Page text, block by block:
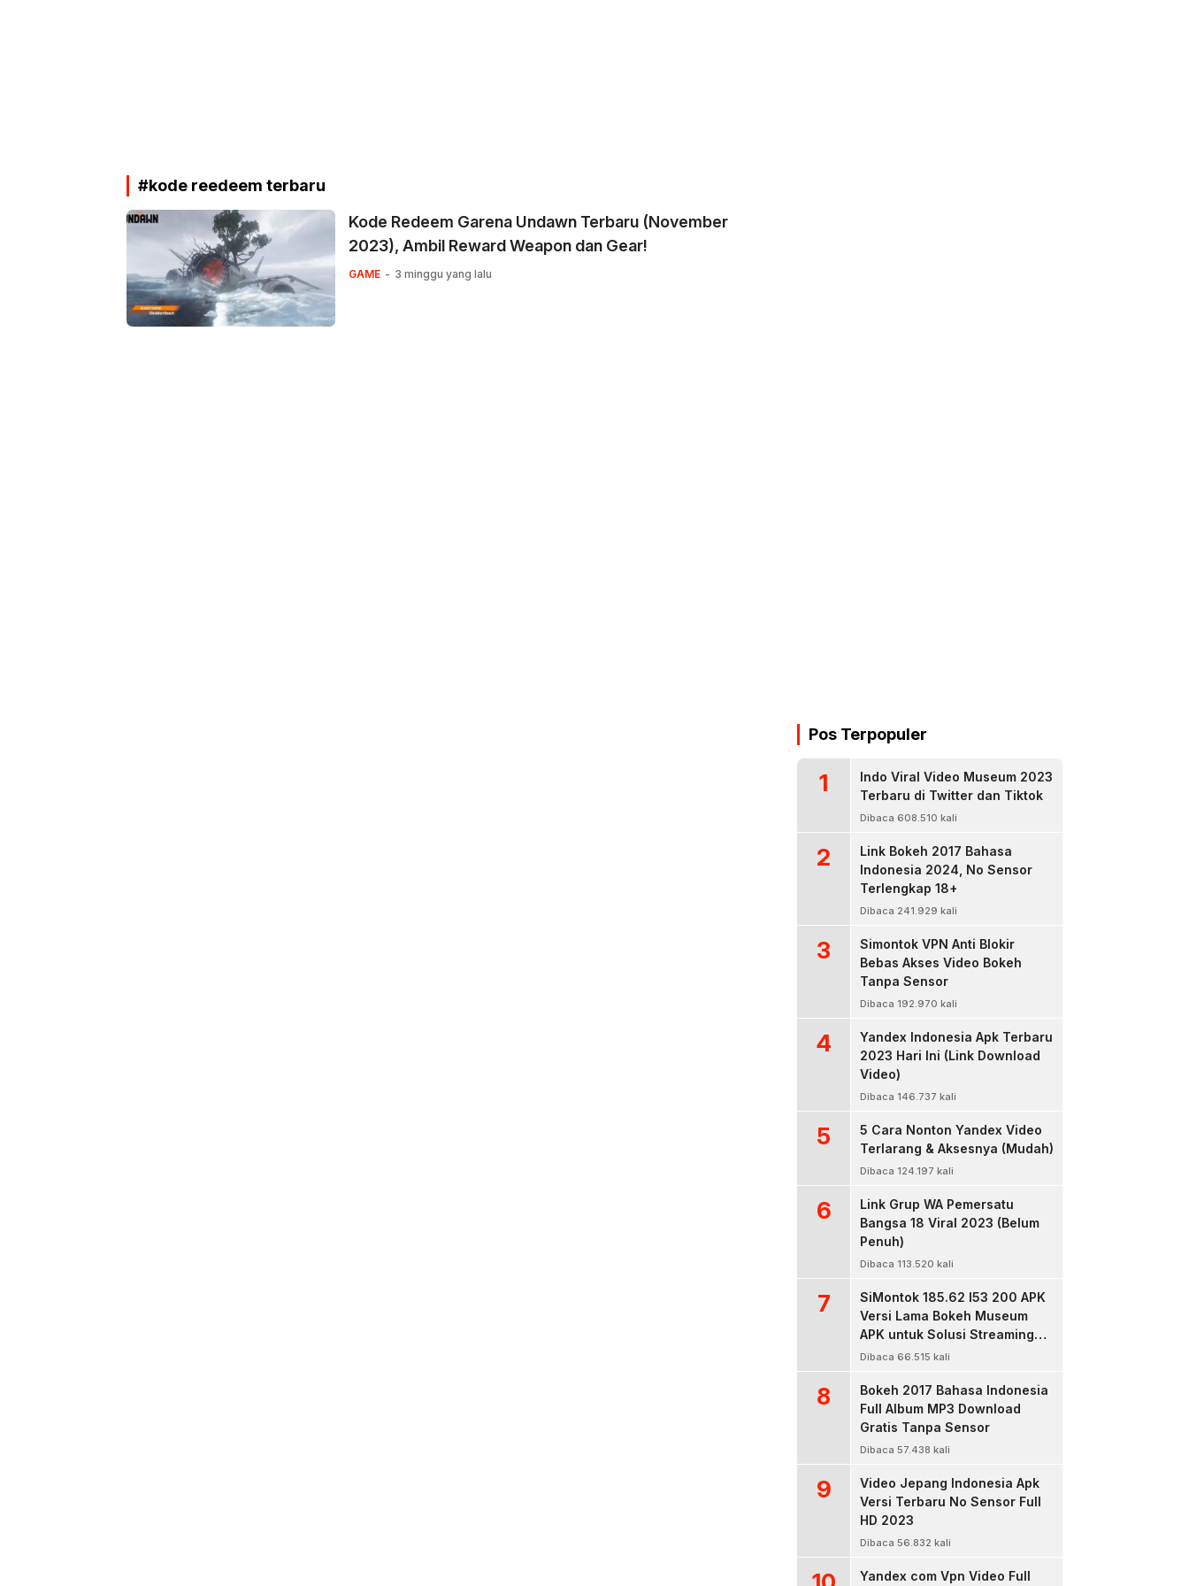
#kode reedeem terbaru
Kode Redeem Garena Undawn Terbaru (November
2023), Ambil Reward Weapon dan Gear!
GAME 3 minggu yang lalu
Pos Terpopuler
1
Indo Viral Video Museum 2023
Terbaru di Twitter dan Tiktok
Dibaca 608.510 kali
2
Link Bokeh 2017 Bahasa
Indonesia 2024, No Sensor
Terlengkap 18+
Dibaca 241.929 kali
3
Simontok VPN Anti Blokir
Bebas Akses Video Bokeh
Tanpa Sensor
Dibaca 192.970 kali
4
Yandex Indonesia Apk Terbaru
2023 Hari Ini (Link Download
Video)
Dibaca 146.737 kali
5
5 Cara Nonton Yandex Video
Terlarang & Aksesnya (Mudah)
Dibaca 124.197 kali
6
Link Grup WA Pemersatu
Bangsa 18 Viral 2023 (Belum
Penuh)
Dibaca 113.520 kali
7
SiMontok 185.62 l53 200 APK
Versi Lama Bokeh Museum
APK untuk Solusi Streaming
Video Bokeh Tanpa Batas
Dibaca 66.515 kali
8
Bokeh 2017 Bahasa Indonesia
Full Album MP3 Download
Gratis Tanpa Sensor
Dibaca 57.438 kali
9
Video Jepang Indonesia Apk
Versi Terbaru No Sensor Full
HD 2023
Dibaca 56.832 kali
Yandex com Vpn Video Full